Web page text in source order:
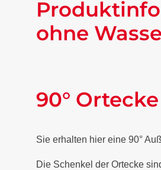
ohne
90°
Sie erhalten hier eine 90°
Die Schenkel der Ortecke